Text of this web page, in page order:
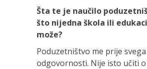
Šta te je naučilo
što nijedna škola ili
može?
Poduzetništvo me prije
odgovornosti. Nije isto učiti